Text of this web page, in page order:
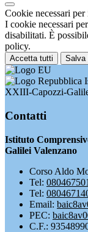
Cookie necessari
I cookie necessari
disabilitati. È
policy.
Accetta tutti Salva
XXIII-Capozzi-
Contatti
Istituto
Galilei Valenzano
Corso Aldo
Tel:
Tel:
Email:
PEC:
C.F.: